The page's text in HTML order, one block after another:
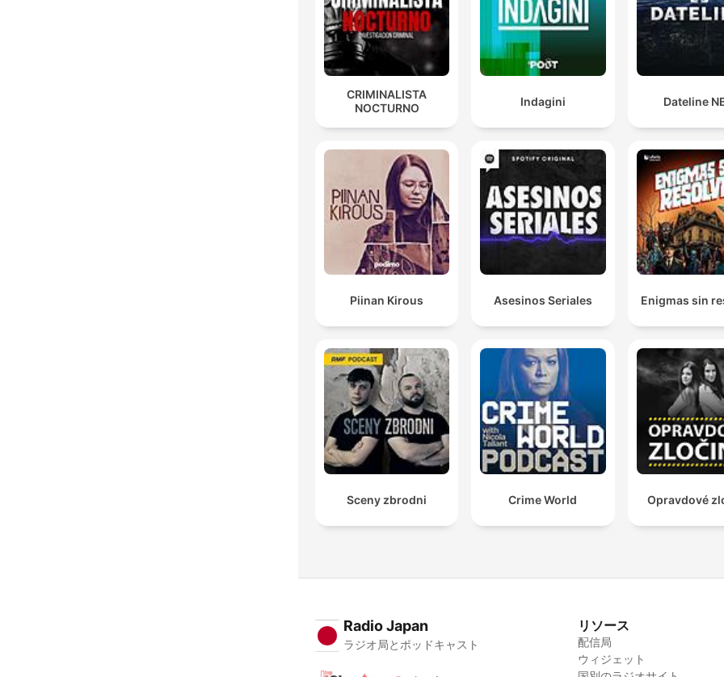
CRIMINALISTA
NOCTURNO
Indagini Dateline
Piinan Kirous Asesinos Seriales Enigmas sin
Sceny zbrodni Crime World Opravdové
Radio Japan
ラジオ局とポッドキャスト
リソース
配信局
ウィジェット